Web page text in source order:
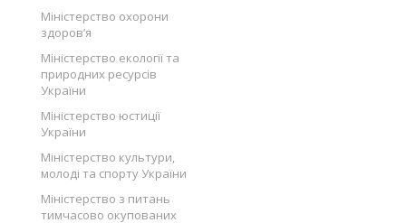
Міністерство охорони
здоров’я
Міністерство екології та
природних ресурсів
України
Міністерство юстиції
України
Міністерство культури,
молоді та спорту України
Міністерство з питань
тимчасово окупованих